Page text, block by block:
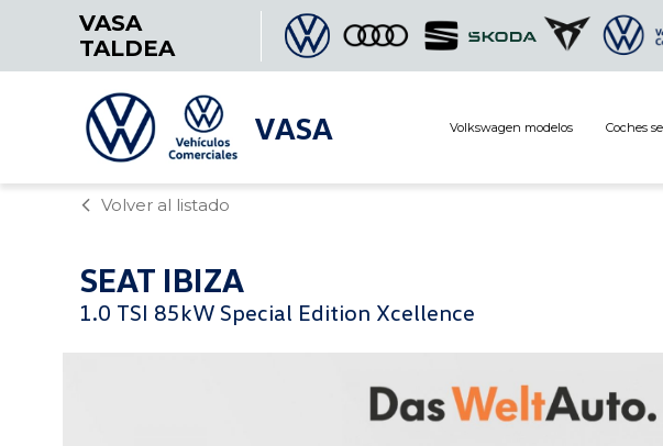
VASA
TALDEA
VASA Volkswagen modelos Coches
Volver al listado
SEAT IBIZA
1.0 TSI 85kW Special Edition Xcellence